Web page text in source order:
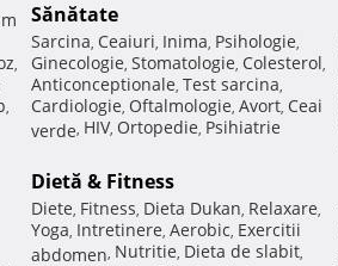
,
,
Sănătate
Sarcina, Ceaiuri, Inima, Psihologie,
Ginecologie, Stomatologie, Colesterol,
Anticonceptionale, Test sarcina,
Cardiologie, Oftalmologie, Avort, Ceai
verde, HIV, Ortopedie, Psihiatrie
Dietă & Fitness
Diete, Fitness, Dieta Dukan, Relaxare,
Yoga, Intretinere, Aerobic, Exercitii
abdomen, Nutritie, Dieta de slabit,